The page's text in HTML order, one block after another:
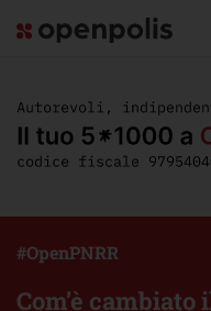
Com’è
#OpenPNRR